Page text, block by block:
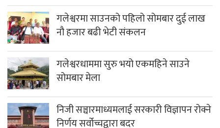
गलेश्वरमा साउनको पहिलो सोमबार दुई लाख
नौ हजार बढी भेटी संकलन
गलेश्वरधाममा सुरु भयो एकमहिने साउने
सोमबार मेला
निजी सञ्चारमाध्यमलाई सरकारी विज्ञापन रोक्ने
निर्णय सर्वोच्चद्वारा बदर